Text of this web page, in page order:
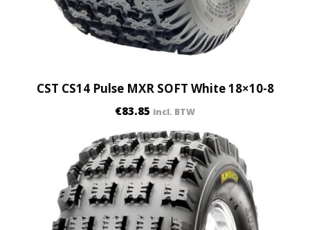
CST CS14 Pulse MXR SOFT White 18×10-8
€83.85 incl. BTW